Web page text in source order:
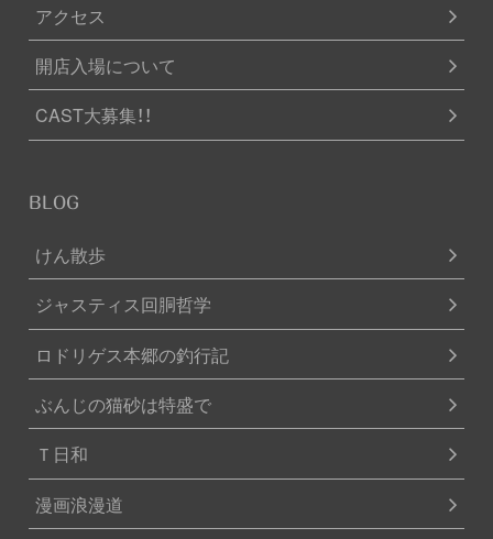
アクセス
開店入場について
CAST大募集！！
BLOG
けん散歩
ジャスティス回胴哲学
ロドリゲス本郷の釣行記
ぶんじの猫砂は特盛で
Ｔ日和
漫画浪漫道